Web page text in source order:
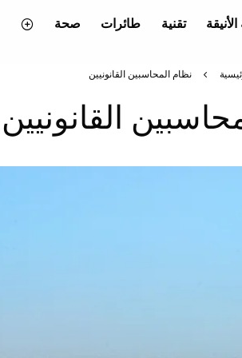
تقنية طائرات صحة
نظام المحاسبين القانونيين
القانونيين